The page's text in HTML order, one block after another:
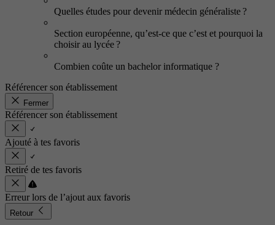
Quelles études pour devenir médecin généraliste ?
Section européenne, qu’est-ce que c’est et pourquoi la
choisir au lycée ?
Combien coûte un bachelor informatique ?
Référencer son établissement
Fermer
Référencer son établissement
Ajouté à tes favoris
Retiré de tes favoris
Erreur lors de l’ajout aux favoris
Retour